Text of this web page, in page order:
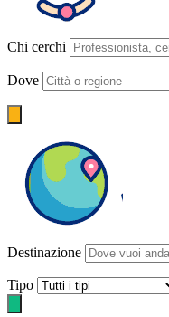
Chi cerchi
Dove
Destinazione
Tipo